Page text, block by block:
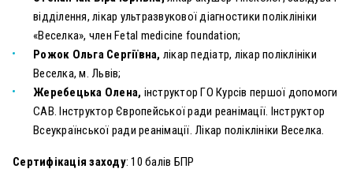
відділення, лікар ультразвукової діагностики поліклініки
«Веселка», член Fetal medicine foundation;
Рожок Ольга Сергіївна, лікар педіатр, лікар поліклініки
Веселка, м. Львів;
Жеребецька Олена, інструктор ГО Курсів першої допомоги
САВ. Інструктор Європейської ради реанімації. Інструктор
Всеукраїнської ради реанімації. Лікар поліклініки Веселка.
Сертифікація заходу: 10 балів БПР